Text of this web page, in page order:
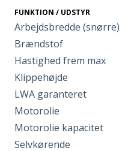
FUNKTION / UDSTYR
Arbejdsbredde (snørre)
Brændstof
Hastighed frem max
Klippehøjde
LWA garanteret
Motorolie
Motorolie kapacitet
Selvkørende